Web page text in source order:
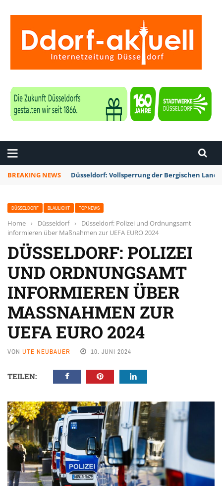
BREAKING NEWS Düsseldorf: Vollsperrung der Bergischen
DÜSSELDORF BLAULICHT TOP NEWS
Home › Düsseldorf ›
Düsseldorf: Polizei und Ordnungsamt
informieren über Maßnahmen zur UEFA EURO 2024
DÜSSELDORF: POLIZEI
UND ORDNUNGSAMT
INFORMIEREN ÜBER
MASSNAHMEN ZUR U
EFA EURO 2024
VON UTE NEUBAUER 10. JUNI 2024
TEILEN: